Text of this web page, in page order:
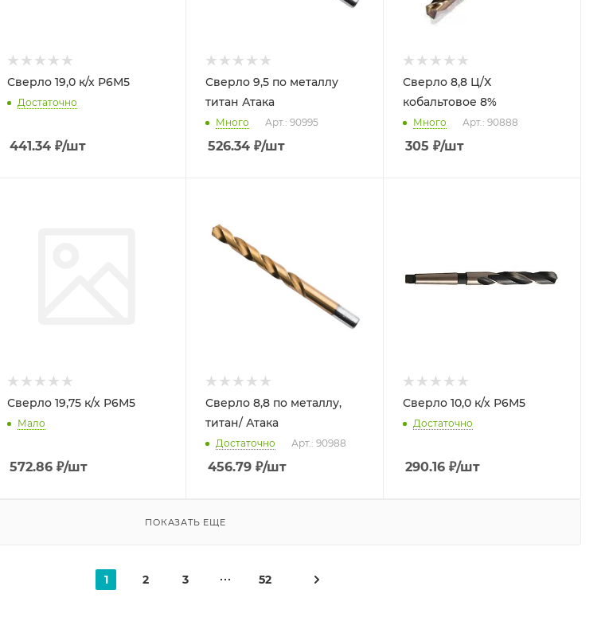
Сверло 19,0 к/х Р6М5
Достаточно
441.34 ₽/шт
Сверло 9,5 по металлу
титан Атака
Много Арт.: 90995
526.34₽/шт
Сверло 8,8 Ц/Х
кобальтовое 8%
Много Арт.: 90888
305 ₽/шт
Сверло 19,75 к/х Р6М5
Мало
572.86 ₽/шт
Сверло 8,8 по металлу,
титан/ Атака
Достаточно Арт.: 90988
456.79₽/шт
Сверло 10,0 к/х Р6М5
Достаточно
290.16₽/шт
ПОКАЗАТЬ ЕЩЕ
1 2 3 52